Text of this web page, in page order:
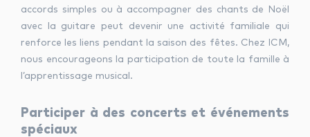
accords simples ou à accompagner des chants de Noël
avec la guitare peut devenir une activité familiale qui
renforce les liens pendant la saison des fêtes. Chez ICM,
nous encourageons la participation de toute la famille à
l’apprentissage musical.
Participer à des concerts et événements
spéciaux